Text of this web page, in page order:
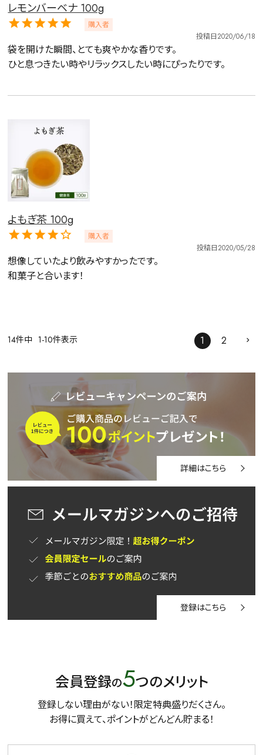
レモンバーベナ 100g
購入者
投稿日2020/06/18
袋を開けた瞬間、とても爽やかな香りです。
ひと息つきたい時やリラックスしたい時にぴったりです。
よもぎ茶 100g
購入者
投稿日2020/05/28
想像していたより飲みやすかったです。
和菓子と合います！
14件中 1-10件表示 1 2
詳細はこちら
登録はこちら
会員登録の5つのメリット
登録しない理由がない！限定特典盛りだくさん。
お得に買えて、ポイントがどんどん貯まる！